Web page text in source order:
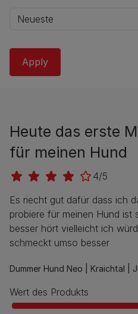
Heute das erste
für meinen Hund
4/5
Es riecht gut dafür dass ich
probiere für meinen Hund ist
besser hört vielleicht ich
schmeckt umso besser
Dummer Hund Neo | Kraichtal |
Wert des Produkts